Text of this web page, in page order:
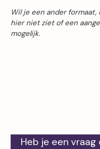
Wil je een ander
hier niet ziet of een
mogelijk.
Heb je een vraag